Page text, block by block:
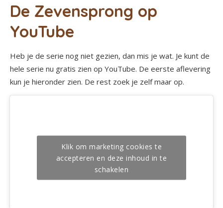
De Zevensprong op
YouTube
Heb je de serie nog niet gezien, dan mis je wat. Je kunt de
hele serie nu gratis zien op YouTube. De eerste aflevering
kun je hieronder zien. De rest zoek je zelf maar op.
Klik om marketing cookies te
accepteren en deze inhoud in te
schakelen